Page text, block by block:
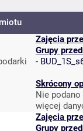
Zajęcia
Grupy
-
Skrócony
Nie
więcej
Zajęcia
Grupy